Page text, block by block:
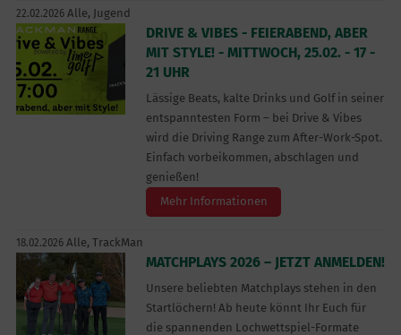
22.02.2026 Alle, Jugend
DRIVE & VIBES - FEIERABEND, ABER
MIT STYLE! - MITTWOCH, 25.02. - 17 -
21 UHR
Lässige Beats, kalte Drinks und Golf in seiner
entspanntesten Form – bei Drive & Vibes
wird die Driving Range zum After-Work-Spot.
Einfach vorbeikommen, abschlagen und
genießen!
Mehr Informationen
18.02.2026 Alle, TrackMan
MATCHPLAYS 2026 – JETZT ANMELDEN!
Unsere beliebten Matchplays stehen in den
Startlöchern! Ab heute könnt Ihr Euch für
die spannenden Lochwettspiel-Formate